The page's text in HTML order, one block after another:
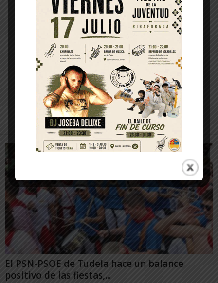
El PSN-PSOE de Tudela hace un balance
positivo de las fiestas,...